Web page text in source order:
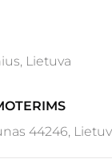
Lietuva
44246,